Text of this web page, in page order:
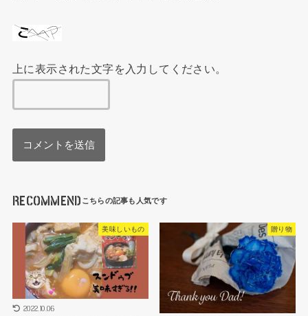
上に表示された文字を入力してください。
RECOMMEND
美味しいもの
2022.10.06
贈り物